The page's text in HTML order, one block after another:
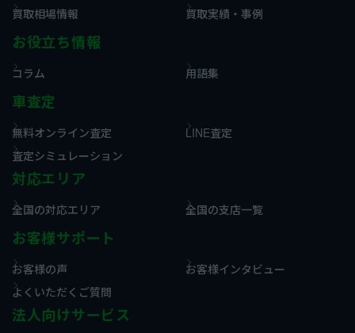
買取相場情報
買取実績・事例
お役立ち情報
コラム 用語集
車査定
無料オンライン査定
LINE査定
査定シミュレーション
対応エリア
全国の対応エリア 全国の支店一覧
お客様サポート
お客様の声
お客様インタビュー
よくいただくご質問
法人向けサービス